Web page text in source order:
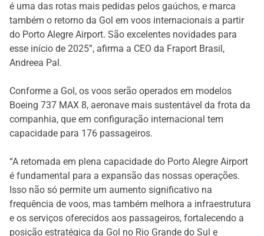
é uma das rotas mais pedidas pelos gaúchos, e marca
também o retorno da Gol em voos internacionais a partir
do Porto Alegre Airport. São excelentes novidades para
esse início de 2025”, afirma a CEO da Fraport Brasil,
Andreea Pal.
Conforme a Gol, os voos serão operados em modelos
Boeing 737 MAX 8, aeronave mais sustentável da frota da
companhia, que em configuração internacional tem
capacidade para 176 passageiros.
“A retomada em plena capacidade do Porto Alegre Airport
é fundamental para a expansão das nossas operações.
Isso não só permite um aumento significativo na
frequência de voos, mas também melhora a infraestrutura
e os serviços oferecidos aos passageiros, fortalecendo a
posição estratégica da Gol no Rio Grande do Sul e